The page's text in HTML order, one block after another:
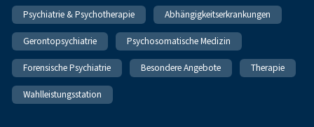
Psychiatrie & Psychotherapie Abhängigkeitserkrankungen
Gerontopsychiatrie Psychosomatische Medizin
Forensische Psychiatrie Besondere Angebote Therapie
Wahlleistungsstation